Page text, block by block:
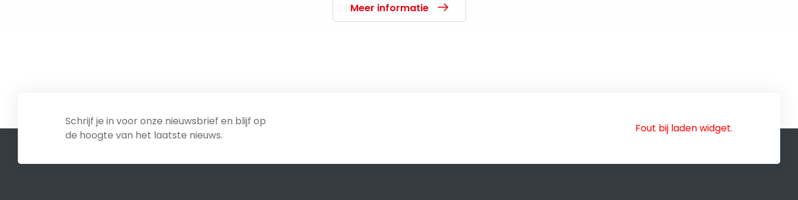
Meer informatie
Schrijf je in voor onze nieuwsbrief en blijf op
de hoogte van het laatste nieuws.
Fout bij laden widget.